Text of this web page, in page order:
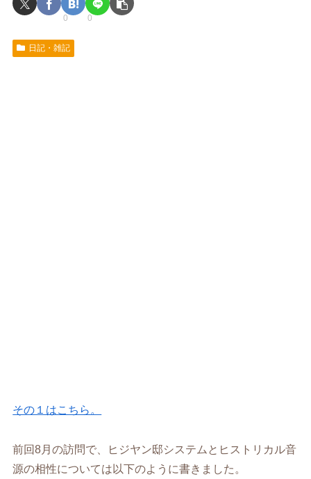
0 0
日記・雑記
その１はこちら。
前回8月の訪問で、ヒジヤン邸システムとヒストリカル音
源の相性については以下のように書きました。